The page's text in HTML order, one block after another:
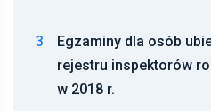
3
Egzaminy dla osób
rejestru inspektorów
w 2018 r.